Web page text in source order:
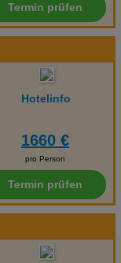
Hinweis: Aufgrund
kann es zu
und/oder der
kommen.
Termin prüfen
Hotelinfo
1660 €
pro Person
Termin prüfen